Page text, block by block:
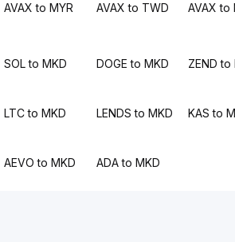
AVAX to MYR AVAX to TWD AVAX to
SOL to MKD DOGE to MKD ZEND to
LTC to MKD LENDS to MKD KAS to
AEVO to MKD ADA to MKD